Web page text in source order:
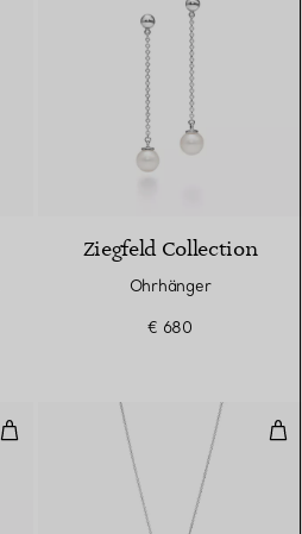
Ziegfeld Collection
Ohrhänger
€ 680
Smile Ohrringe in Gelbgold, Mini